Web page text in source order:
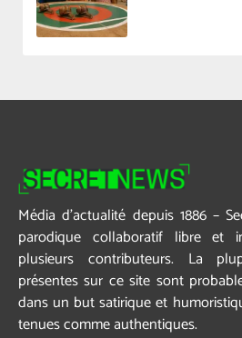
Média d’actualité depuis 1886 –
parodique collaboratif libre et
plusieurs contributeurs. La
présentes sur ce site sont
dans un but satirique et
tenues comme authentiques.